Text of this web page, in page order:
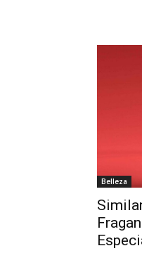
Belleza